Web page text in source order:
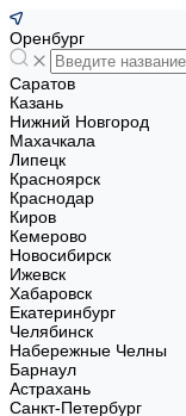
Оренбург
Саратов
Казань
Нижний Новгород
Махачкала
Липецк
Красноярск
Краснодар
Киров
Кемерово
Новосибирск
Ижевск
Хабаровск
Екатеринбург
Челябинск
Набережные Челны
Барнаул
Астрахань
Санкт-Петербург